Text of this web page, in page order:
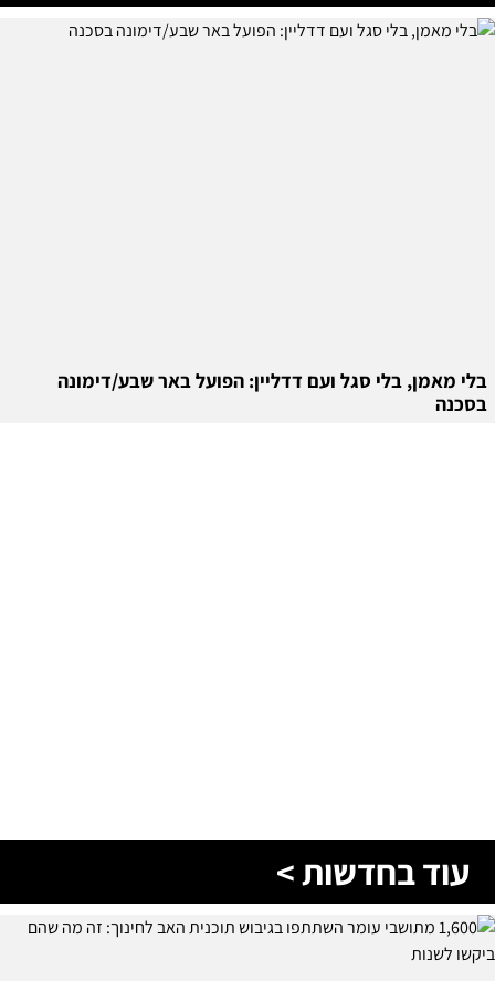
בלי מאמן, בלי סגל ועם דדליין: הפועל באר שבע/דימונה
בסכנה
עוד בחדשות >